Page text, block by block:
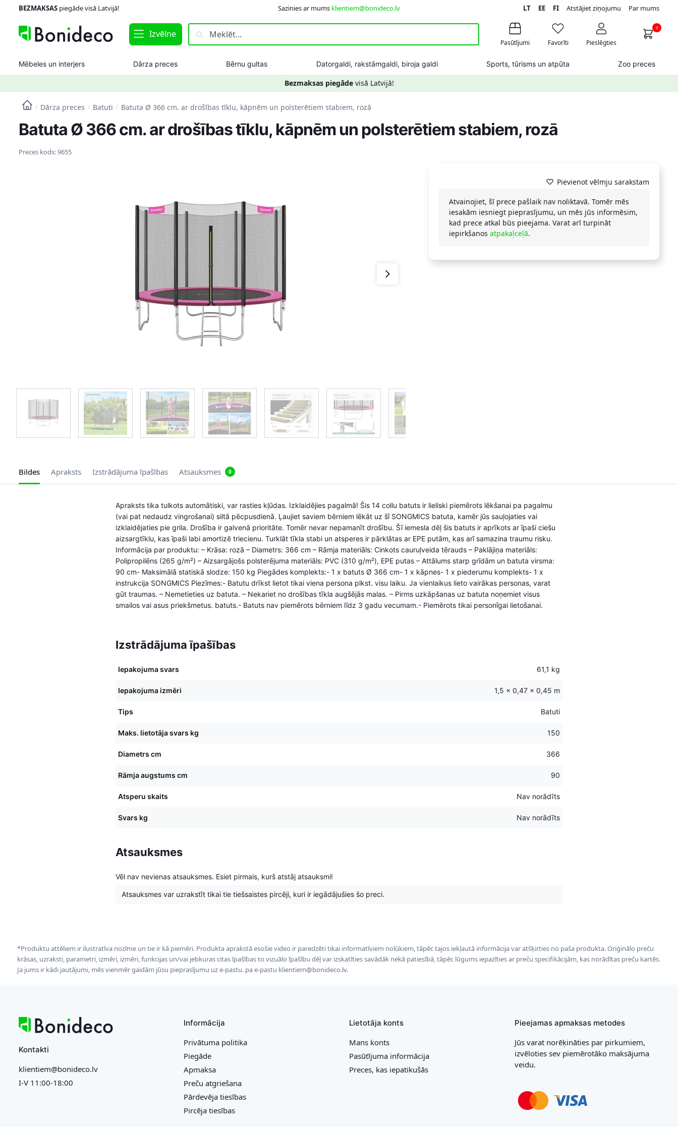
navigation
content
BEZMAKSASpiegāde visā Latvijā! Sazinies ar mums klientiem@bonideco.lv LT EE FIAtstājiet ziņojumu Par mums
Izvēlne
Meklēt:
Pasūtījumi Favorīti Pieslēgties
0
Mēbeles un interjers Dārza preces Bērnu gultas Datorgaldi, rakstāmgaldi, biroja galdi Sports, tūrisms un atpūta Zoo preces
Bezmaksas piegādevisā Latvijā!
/ Dārza preces / Batuti / Batuta Ø 366 cm. ar drošības tīklu, kāpnēm un polsterētiem stabiem, rozā
Batuta Ø 366 cm. ar drošības tīklu, kāpnēm un polsterētiem stabiem, rozā
Preces kods:9655
Pievienot vēlmju sarakstam
Atvainojiet, šī prece pašlaik nav noliktavā. Tomēr mēs
iesakām iesniegt pieprasījumu, un mēs jūs informēsim,
kad prece atkal būs pieejama. Varat arī turpināt
iepirkšanos atpakaļceļā.
Bildes Apraksts Izstrādājuma īpašības Atsauksmes 0
Apraksts tika tulkots automātiski, var rasties kļūdas. Izklaidējies pagalmā! Šis 14 collu batuts ir lieliski piemērots lēkšanai pa pagalmu
(vai pat nedaudz vingrošanai) siltā pēcpusdienā. Ļaujiet saviem bērniem lēkāt uz šī SONGMICS batuta, kamēr jūs sauļojaties vai
izklaidējaties pie grila. Drošība ir galvenā prioritāte. Tomēr nevar nepamanīt drošību. Šī iemesla dēļ šis batuts ir aprīkots ar īpaši ciešu
aizsargtīklu, kas īpaši labi amortizē triecienu. Turklāt tīkla stabi un atsperes ir pārklātas ar EPE putām, kas arī samazina traumu risku.
Informācija par produktu: – Krāsa: rozā – Diametrs: 366 cm – Rāmja materiāls: Cinkots cauruļveida tērauds – Paklājiņa materiāls:
Polipropilēns (265 g/m²) – Aizsargājošs polsterējuma materiāls: PVC (310 g/m²), EPE putas – Attālums starp grīdām un batuta virsma:
90 cm- Maksimālā statiskā slodze: 150 kg Piegādes komplekts:- 1 x batuts Ø 366 cm- 1 x kāpnes- 1 x piederumu komplekts- 1 x
instrukcija SONGMICS Piezīmes:- Batutu drīkst lietot tikai viena persona plkst. visu laiku. Ja vienlaikus lieto vairākas personas, varat
gūt traumas. – Nemetieties uz batuta. – Nekariet no drošības tīkla augšējās malas. – Pirms uzkāpšanas uz batuta noņemiet visus
smailos vai asus priekšmetus. batuts.- Batuts nav piemērots bērniem līdz 3 gadu vecumam.- Piemērots tikai personīgai lietošanai.
Izstrādājuma īpašības
Iepakojuma svars 61,1 kg
Iepakojuma izmēri 1,5 × 0,47 × 0,45 m
Tips Batuti
Maks. lietotāja svars kg 150
Diametrs cm 366
Rāmja augstums cm 90
Atsperu skaits Nav norādīts
Svars kg Nav norādīts
Atsauksmes
Vēl nav nevienas atsauksmes. Esiet pirmais, kurš atstāj atsauksmi!
Atsauksmes var uzrakstīt tikai tie tiešsaistes pircēji, kuri ir iegādājušies šo preci.
*Produktu attēliem ir ilustratīva nozīme un tie ir kā piemēri. Produkta aprakstā esošie video ir paredzēti tikai informatīviem nolūkiem, tāpēc tajos iekļautā informācija var atšķirties no paša produkta. Oriģinālo preču
krāsas, uzraksti, parametri, izmēri, izmēri, funkcijas un/vai jebkuras citas īpašības to vizuālo īpašību dēļ var izskatīties savādāk nekā patiesībā, tāpēc lūgums iepazīties ar preču specifikācijām, kas norādītas preču kartēs.
Ja jums ir kādi jautājumi, mēs vienmēr gaidām jūsu pieprasījumu uz e-pastu. pa e-pastu klientiem@bonideco.lv.
Kontakti
klientiem@bonideco.lv
I-V 11:00-18:00
Informācija
Privātuma politika
Piegāde
Apmaksa
Preču atgriešana
Pārdevēja tiesības
Pircēja tiesības
Lietotāja konts
Mans konts
Pasūtījuma informācija
Preces, kas iepatikušās
Pieejamas apmaksas metodes
Jūs varat norēķināties par pirkumiem,
izvēloties sev piemērotāko maksājuma
veidu.